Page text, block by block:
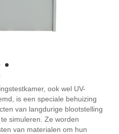
ook wel UV-
is een speciale behuizing
van langdurige blootstelling
simuleren. Ze worden
van materialen om hun